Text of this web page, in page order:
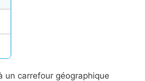
un carrefour géographique